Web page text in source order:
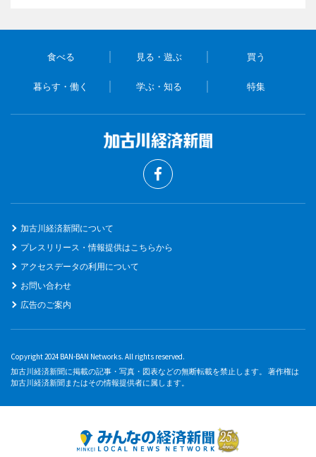
食べる 見る・遊ぶ 買う
暮らす・働く 学ぶ・知る 特集
加古川経済新聞について
プレスリリース・情報提供はこちらから
アクセスデータの利用について
お問い合わせ
広告のご案内
Copyright 2024 BAN-BAN Networks. All rights reserved.
加古川経済新聞に掲載の記事・写真・図表などの無断転載を禁止します。 著作権は
加古川経済新聞またはその情報提供者に属します。